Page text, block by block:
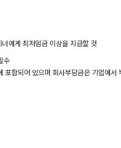
에게 최저임금 이상을 지급할 것
수
포함되어 있으며 회사부담금은 기업에서